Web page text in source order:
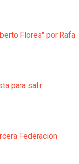
Flores" por Rafa
para salir
Federación